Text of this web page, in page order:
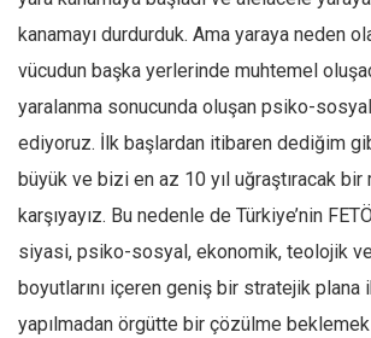
kanamayı durdurduk. Ama yaraya neden
vücudun başka yerlerinde muhtemel
yaralanma sonucunda oluşan psiko-sosyal
ediyoruz. İlk başlardan itibaren dediğim
büyük ve bizi en az 10 yıl uğraştıracak bir
karşıyayız. Bu nedenle de Türkiye’nin
siyasi, psiko-sosyal, ekonomik, teolojik
boyutlarını içeren geniş bir stratejik plana
yapılmadan örgütte bir çözülme